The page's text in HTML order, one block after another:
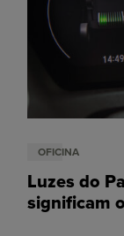
OFICINA
Luzes do
significam